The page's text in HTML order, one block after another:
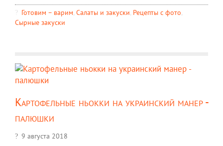
Готовим – варим, Салаты и закуски, Рецепты c фото,
Сырные закуски
Картофельные ньокки на украинский манер -
палюшки
9 августа 2018